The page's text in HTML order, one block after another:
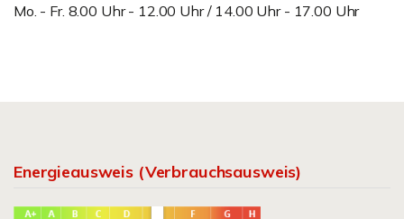
Mo. - Fr. 8.00 Uhr - 12.00 Uhr / 14.00 Uhr - 17.00 Uhr
Energieausweis (Verbrauchsausweis)